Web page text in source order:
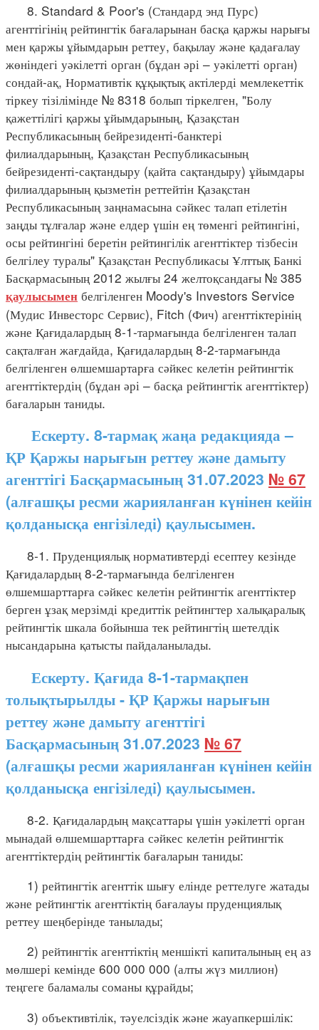
8. Standard & Poor's (Стандард энд Пурс)
агенттігінің рейтингтік бағаларынан басқа қаржы нарығы
мен қаржы ұйымдарын реттеу, бақылау және қадағалау
жөніндегі уәкілетті орган (бұдан әрі – уәкілетті орган)
сондай-ақ, Нормативтік құқықтық актілерді мемлекеттік
тіркеу тізілімінде № 8318 болып тіркелген, "Болу
қажеттілігі қаржы ұйымдарының, Қазақстан
Республикасының бейрезиденті-банктері
филиалдарының, Қазақстан Республикасының
бейрезиденті-сақтандыру (қайта сақтандыру) ұйымдары
филиалдарының қызметін реттейтін Қазақстан
Республикасының заңнамасына сәйкес талап етілетін
заңды тұлғалар және елдер үшін ең төменгі рейтингіні,
осы рейтингіні беретін рейтингілік агенттіктер тізбесін
белгілеу туралы" Қазақстан Республикасы Ұлттық Банкі
Басқармасының 2012 жылғы 24 желтоқсандағы № 385
қаулысымен белгіленген Moody's Investors Service
(Мудис Инвесторс Сервис), Fitch (Фич) агенттіктерінің
және Қағидалардың 8-1-тармағында белгіленген талап
сақталған жағдайда, Қағидалардың 8-2-тармағында
белгіленген өлшемшартарға сәйкес келетін рейтингтік
агенттіктердің (бұдан әрі – басқа рейтингтік агенттіктер)
бағаларын таниды.
Ескерту. 8-тармақ жаңа редакцияда –
ҚР Қаржы нарығын реттеу және дамыту
агенттігі Басқармасының 31.07.2023 № 67
(алғашқы ресми жарияланған күнінен кейін
қолданысқа енгізіледі) қаулысымен.
8-1. Пруденциялық нормативтерді есептеу кезінде
Қағидалардың 8-2-тармағында белгіленген
өлшемшарттарға сәйкес келетін рейтингтік агенттіктер
берген ұзақ мерзімді кредиттік рейтингтер халықаралық
рейтингтік шкала бойынша тек рейтингтің шетелдік
нысандарына қатысты пайдаланылады.
Ескерту. Қағида 8-1-тармақпен
толықтырылды - ҚР Қаржы нарығын
реттеу және дамыту агенттігі
Басқармасының 31.07.2023 № 67
(алғашқы ресми жарияланған күнінен кейін
қолданысқа енгізіледі) қаулысымен.
8-2. Қағидалардың мақсаттары үшін уәкілетті орган
мынадай өлшемшарттарға сәйкес келетін рейтингтік
агенттіктердің рейтингтік бағаларын таниды:
1) рейтингтік агенттік шығу елінде реттелуге жатады
және рейтингтік агенттіктің бағалауы пруденциялық
реттеу шеңберінде танылады;
2) рейтингтік агенттіктің меншікті капиталының ең аз
мөлшері кемінде 600 000 000 (алты жүз миллион)
теңгеге баламалы соманы құрайды;
3) объективтілік, тәуелсіздік және жауапкершілік: